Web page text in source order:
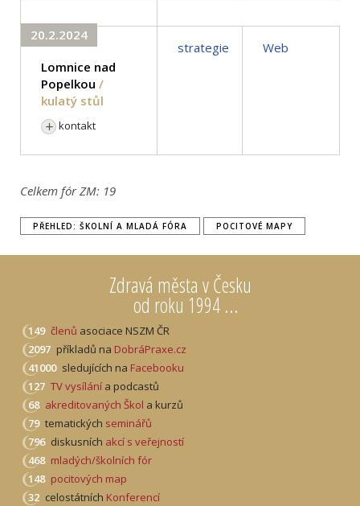
Zdravá města v Česku
od roku 1994 ...
149 členů asociace NSZM ČR
2097 příkladů na DobráPraxe.cz
41000 sledujících na Facebooku
127 TV vysílání a podcastů
68 akreditovaných Škol a kurzů
79 tematických seminářů
796 diskusních akcí s veřejností
468 mladých/školních fór
148 pocitových map
32 celostátních Konferencí
20.2.2024
Lomnice nad
Popelkou /
kulatý stůl
kontakt
strategie Web
Celkem fór ZM: 19
PŘEHLED: ŠKOLNÍ A MLADÁ FÓRA POCITOVÉ MAPY